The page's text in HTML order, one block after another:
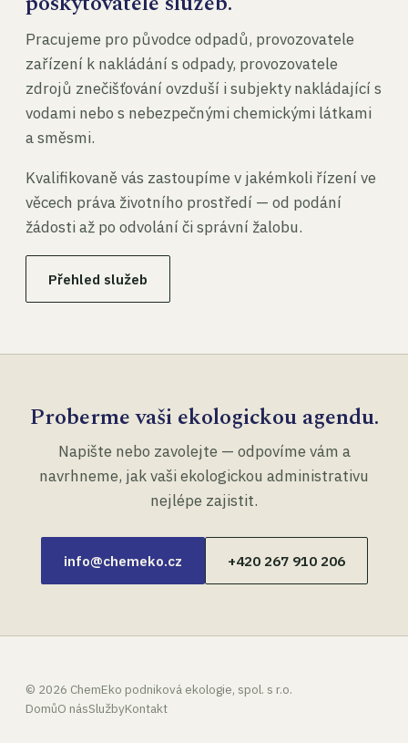
Pracujeme pro původce odpadů, provozovatele
zařízení k nakládání s odpady, provozovatele
zdrojů znečišťování ovzduší i subjekty nakládající s
vodami nebo s nebezpečnými chemickými látkami
a směsmi.
Kvalifikovaně vás zastoupíme v jakémkoli řízení ve
věcech práva životního prostředí — od podání
žádosti až po odvolání či správní žalobu.
Přehled služeb
Proberme vaši ekologickou agendu.
Napište nebo zavolejte — odpovíme vám a
navrhneme, jak vaši ekologickou administrativu
nejlépe zajistit.
info@chemeko.cz +420 267 910 206
© 2026 ChemEko podniková ekologie, spol. s r.o.
DomůO násSlužbyKontakt